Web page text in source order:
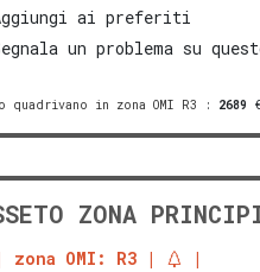
ai preferiti
un problema su
quadrivano in zona OMI R3 : 2689
ZONA
zona OMI: R3